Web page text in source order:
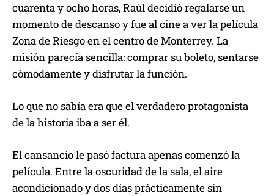
cuarenta y ocho horas, Raúl decidió regalarse un
momento de descanso y fue al cine a ver la película
Zona de Riesgo en el centro de Monterrey. La
misión parecía sencilla: comprar su boleto, sentarse
cómodamente y disfrutar la función.
Lo que no sabía era que el verdadero protagonista
de la historia iba a ser él.
El cansancio le pasó factura apenas comenzó la
película. Entre la oscuridad de la sala, el aire
acondicionado y dos días prácticamente sin